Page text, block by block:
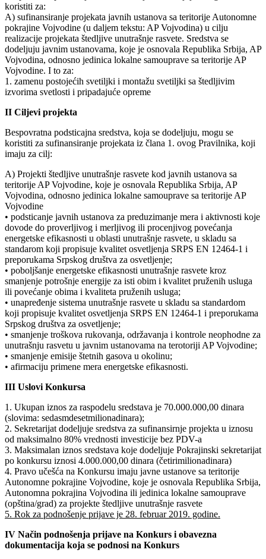
koristiti za:
A) sufinansiranje projekata javnih ustanova sa teritorije Autonomne
pokrajine Vojvodine (u daljem tekstu: AP Vojvodina) u cilju
realizacije projekata štedljive unutrašnje rasvete. Sredstva se
dodeljuju javnim ustanovama, koje je osnovala Republika Srbija, AP
Vojvodina, odnosno jedinica lokalne samouprave sa teritorije AP
Vojvodine. I to za:
1. zamenu postojećih svetiljki i montažu svetiljki sa štedljivim
izvorima svetlosti i pripadajuće opreme
II Ciljevi projekta
Bespovratna podsticajna sredstva, koja se dodeljuju, mogu se
koristiti za sufinansiranje projekata iz člana 1. ovog Pravilnika, koji
imaju za cilj:
A) Projekti štedljive unutrašnje rasvete kod javnih ustanova sa
teritorije AP Vojvodine, koje je osnovala Republika Srbija, AP
Vojvodina, odnosno jedinica lokalne samouprave sa teritorije AP
Vojvodine
• podsticanje javnih ustanova za preduzimanje mera i aktivnosti koje
dovode do proverljivog i merljivog ili procenjivog povećanja
energetske efikasnosti u oblasti unutrašnje rasvete, u skladu sa
standarom koji propisuje kvalitet osvetljenja SRPS EN 12464-1 i
preporukama Srpskog društva za osvetljenje;
• poboljšanje energetske efikasnosti unutrašnje rasvete kroz
smanjenje potrošnje energije za isti obim i kvalitet pruženih usluga
ili povećanje obima i kvaliteta pruženih usluga;
• unapređenje sistema unutrašnje rasvete u skladu sa standardom
koji propisuje kvalitet osvetljenja SRPS EN 12464-1 i preporukama
Srpskog društva za osvetljenje;
• smanjenje troškova rukovanja, održavanja i kontrole neophodne za
unutrašnju rasvetu u javnim ustanovama na terotoriji AP Vojvodine;
• smanjenje emisije štetnih gasova u okolinu;
• afirmaciju primene mera energetske efikasnosti.
III Uslovi Konkursa
1. Ukupan iznos za raspodelu sredstava je 70.000.000,00 dinara
(slovima: sedasmdesetmilionadinara);
2. Sekretarijat dodeljuje sredstva za sufinansirnje projekta u iznosu
od maksimalno 80% vrednosti investicije bez PDV-a
3. Maksimalan iznos sredstava koje dodeljuje Pokrajinski sekretarijat
po konkursu iznosi 4.000.000,00 dinara (četirimilionadinara)
4. Pravo učešća na Konkursu imaju javne ustanove sa teritorije
Autonomne pokrajine Vojvodine, koje je osnovala Republika Srbija,
Autonomna pokrajina Vojvodina ili jedinica lokalne samouprave
(opština/grad) za projekte štedljive unutrašnje rasvete
5. Rok za podnošenje prijave je 28. februar 2019. godine.
IV Način podnošenja prijave na Konkurs i obavezna
dokumentacija koja se podnosi na Konkurs